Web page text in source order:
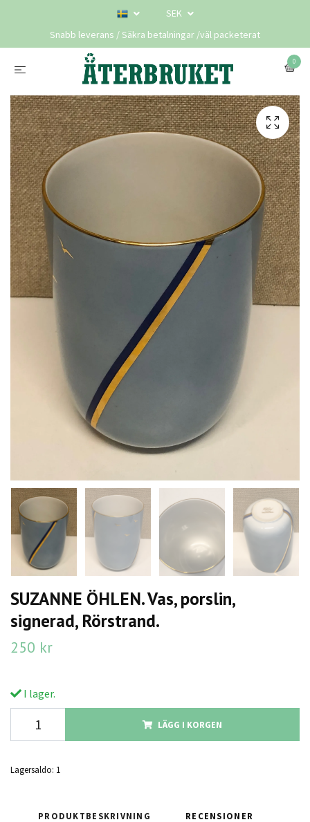
SEK
Snabb leverans / Säkra betalningar /väl packeterat
0
SUZANNE ÖHLEN. Vas, porslin,
signerad, Rörstrand.
250 kr
I lager.
LÄGG I KORGEN
Lagersaldo: 1
PRODUKTBESKRIVNING RECENSIONER